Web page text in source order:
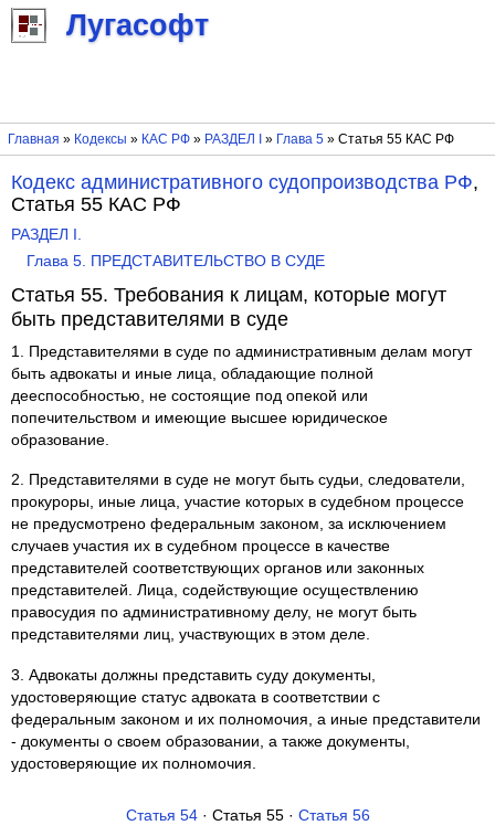
Лугасофт
Главная » Кодексы » КАС РФ» РАЗДЕЛ I » Глава 5» Статья 55 КАС РФ
Кодекс административного судопроизводства РФ,
Статья 55 КАС РФ
РАЗДЕЛ I.
Глава 5. ПРЕДСТАВИТЕЛЬСТВО В СУДЕ
Статья 55. Требования к лицам, которые могут
быть представителями в суде
1. Представителями в суде по административным делам могут
быть адвокаты и иные лица, обладающие полной
дееспособностью, не состоящие под опекой или
попечительством и имеющие высшее юридическое
образование.
2. Представителями в суде не могут быть судьи, следователи,
прокуроры, иные лица, участие которых в судебном процессе
не предусмотрено федеральным законом, за исключением
случаев участия их в судебном процессе в качестве
представителей соответствующих органов или законных
представителей. Лица, содействующие осуществлению
правосудия по административному делу, не могут быть
представителями лиц, участвующих в этом деле.
3. Адвокаты должны представить суду документы,
удостоверяющие статус адвоката в соответствии с
федеральным законом и их полномочия, а иные представители
- документы о своем образовании, а также документы,
удостоверяющие их полномочия.
Статья 54· Статья 55 · Статья 56